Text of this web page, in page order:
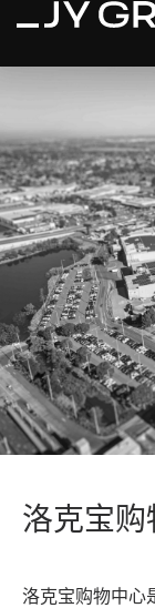
洛克宝购
洛克宝购物中心